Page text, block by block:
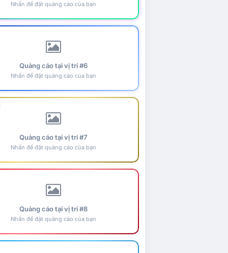
Nhấn để đặt quảng cáo của bạn
Quảng cáo tại vị trí #6
Nhấn để đặt quảng cáo của bạn
Quảng cáo tại vị trí #7
Nhấn để đặt quảng cáo của bạn
Quảng cáo tại vị trí #8
Nhấn để đặt quảng cáo của bạn